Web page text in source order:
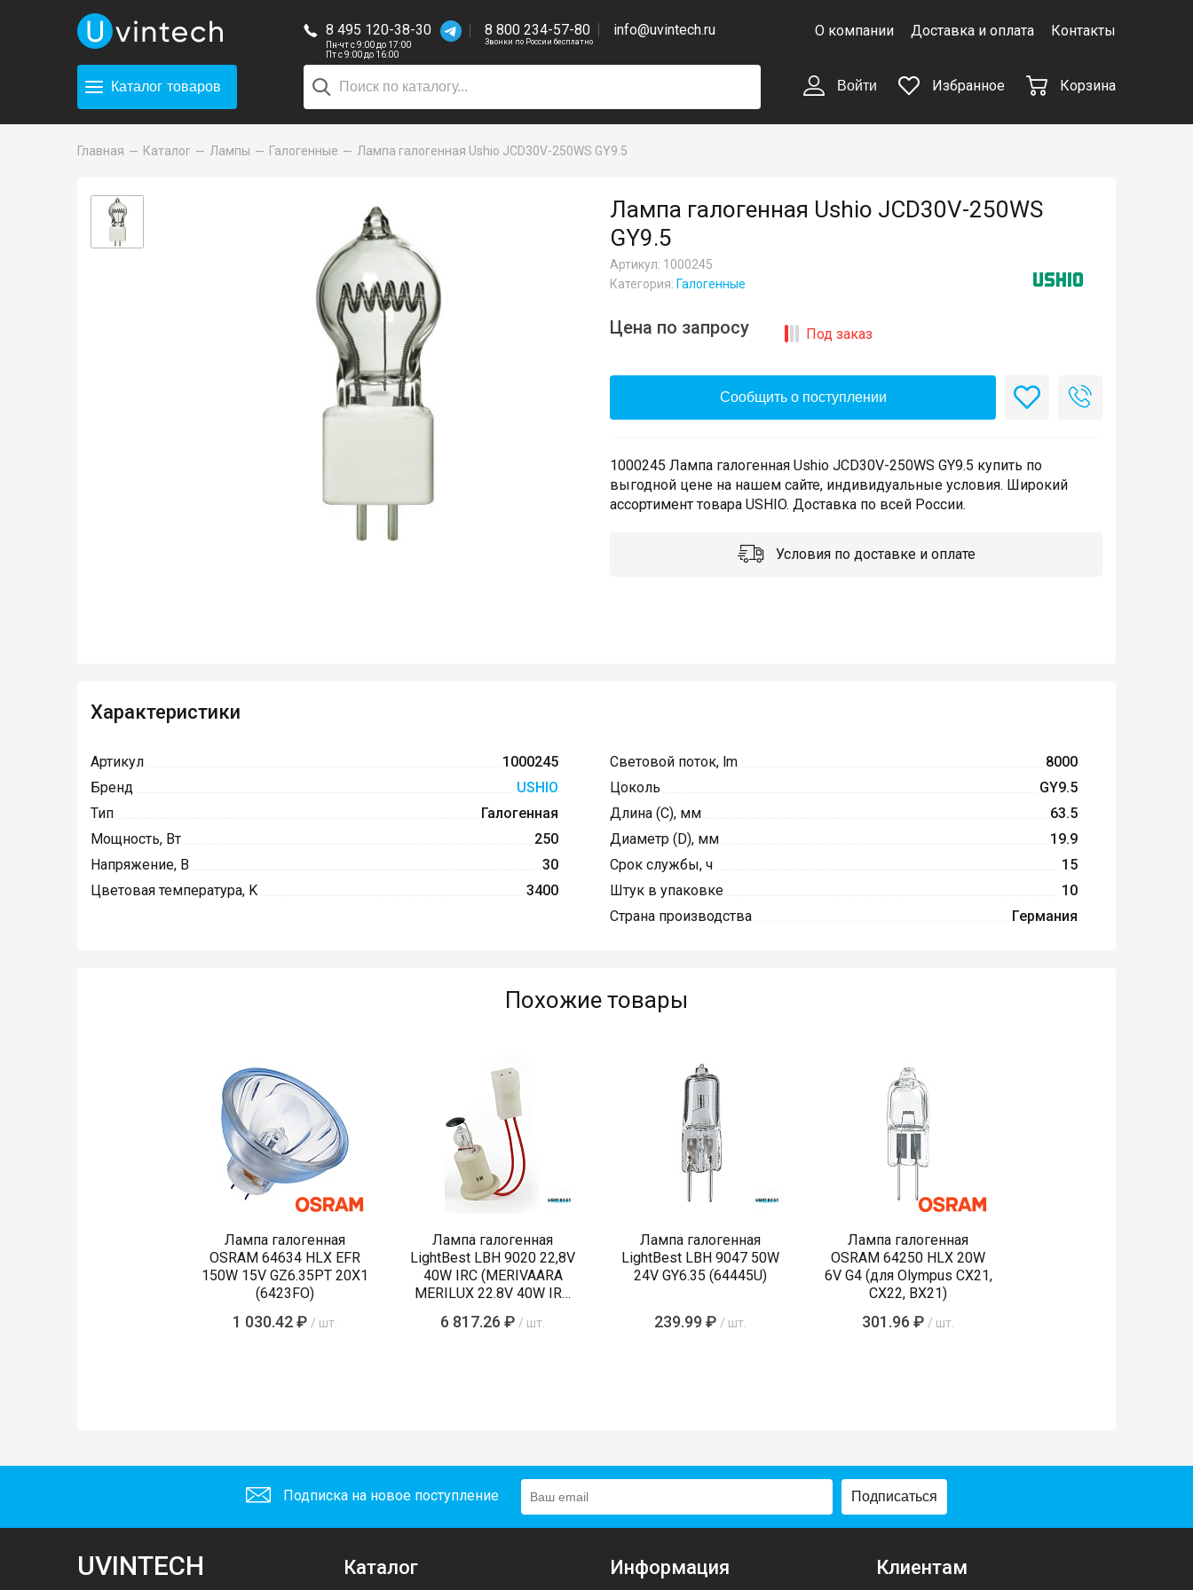
8 495 120-38-30
Пн-чт с 9:00 до 17:00
Пт с 9:00 до 16:00
8 800 234-57-80
Звонки по России бесплатно
info@uvintech.ru О компании Доставка и оплата Контакты
Каталог товаров Войти Избранное Корзина
Главная Каталог Лампы Галогенные Лампа галогенная Ushio JCD30V-250WS GY9.5
Лампа галогенная Ushio JCD30V-250WS
GY9.5
Артикул: 1000245
Категория: Галогенные
Цена по запросу Под заказ
Сообщить о поступлении
1000245 Лампа галогенная Ushio JCD30V-250WS GY9.5 купить по
выгодной цене на нашем сайте, индивидуальные условия. Широкий
ассортимент товара USHIO. Доставка по всей России.
Условия по доставке и оплате
Характеристики
Артикул
1000245
Бренд
USHIO
Тип
Галогенная
Мощность, Вт
250
Напряжение, В
30
Цветовая температура, K
3400
Световой поток, lm
8000
Цоколь
GY9.5
Длина (C), мм
63.5
Диаметр (D), мм
19.9
Срок службы, ч
15
Штук в упаковке
10
Страна производства
Германия
Похожие товары
Лампа галогенная
OSRAM 64634 HLX EFR
150W 15V GZ6.35PT 20X1
(6423FO)
1 030.42 ₽ / шт.
Лампа галогенная
LightBest LBH 9020 22,8V
40W IRC (MERIVAARA
MERILUX 22.8V 40W IRC
6 817.26 ₽ / шт.
Лампа галогенная
LightBest LBH 9047 50W
24V GY6.35 (64445U)
239.99 ₽ / шт.
Лампа галогенная
OSRAM 64250 HLX 20W
6V G4 (для Olympus CX21,
CX22, BX21)
301.96 ₽ / шт.
Подписка на новое поступление Подписаться
UVINTECH Каталог Информация Клиентам